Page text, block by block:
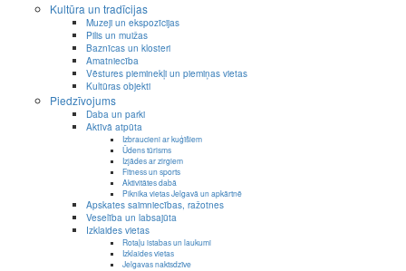
Kultūra un tradīcijas
Muzeji un ekspozīcijas
Pilis un muižas
Baznīcas un klosteri
Amatniecība
Vēstures pieminekļi un piemiņas vietas
Kultūras objekti
Piedzīvojums
Daba un parki
Aktīvā atpūta
Izbraucieni ar kuģīšiem
Ūdens tūrisms
Izjādes ar zirgiem
Fitness un sports
Aktivitātes dabā
Piknika vietas Jelgavā un apkārtnē
Apskates saimniecības, ražotnes
Veselība un labsajūta
Izklaides vietas
Rotaļu istabas un laukumi
Izklaides vietas
Jelgavas naktsdzīve